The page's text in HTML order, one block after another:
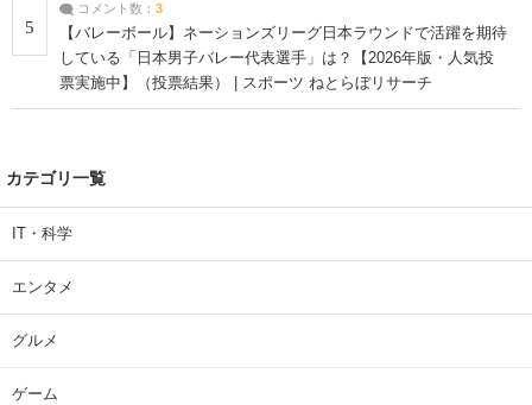
5
コメント数： 3
【バレーボール】ネーションズリーグ日本ラウンドで活躍を期待
している「日本男子バレー代表選手」は？【2026年版・人気投
票実施中】（投票結果） | スポーツ ねとらぼリサーチ
カテゴリ一覧
IT・科学
エンタメ
グルメ
ゲーム